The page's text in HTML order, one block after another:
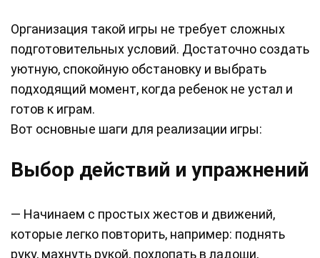
Организация такой игры не требует сложных
подготовительных условий. Достаточно создать
уютную, спокойную обстановку и выбрать
подходящий момент, когда ребенок не устал и
готов к играм.
Вот основные шаги для реализации игры:
Выбор действий и упражнений
— Начинаем с простых жестов и движений,
которые легко повторить, например: поднять
руку, махнуть рукой, похлопать в ладоши,